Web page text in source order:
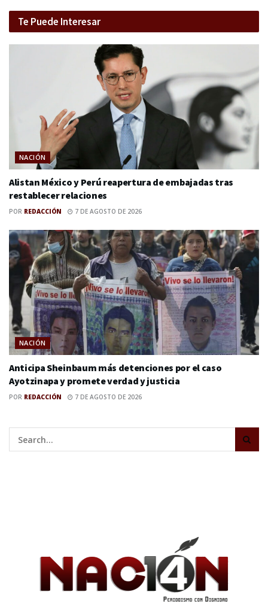
Te Puede Interesar
NACIÓN
Alistan México y Perú reapertura de embajadas tras
restablecer relaciones
POR REDACCIÓN 7 DE AGOSTO DE 2026
NACIÓN
Anticipa Sheinbaum más detenciones por el caso
Ayotzinapa y promete verdad y justicia
POR REDACCIÓN 7 DE AGOSTO DE 2026